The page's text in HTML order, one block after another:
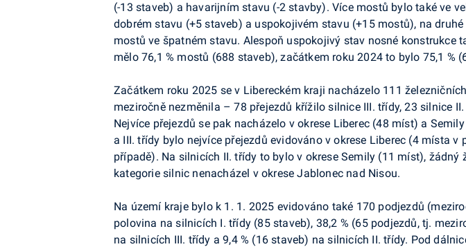
(-13 staveb) a havarijním stavu (-2 stavby). Více mostů bylo také ve
dobrém stavu (+5 staveb) a uspokojivém stavu (+15 mostů), na
mostů ve špatném stavu. Alespoň uspokojivý stav nosné konstrukce
mělo 76,1 % mostů (688 staveb), začátkem roku 2024 to bylo 75,1 %
Začátkem roku 2025 se v Libereckém kraji nacházelo 111
meziročně nezměnila – 78 přejezdů křížilo silnice III. třídy, 23 silnice
Nejvíce přejezdů se pak nacházelo v okrese Liberec (48 míst) a
a III. třídy bylo nejvíce přejezdů evidováno v okrese Liberec (4 místa v
případě). Na silnicích II. třídy to bylo v okrese Semily (11 míst), žádný
kategorie silnic nenacházel v okrese Jablonec nad Nisou.
Na území kraje bylo k 1. 1. 2025 evidováno také 170 podjezdů
polovina na silnicích I. třídy (85 staveb), 38,2 % (65 podjezdů, tj.
na silnicích III. třídy a 9,4 % (16 staveb) na silnicích II. třídy. Pod